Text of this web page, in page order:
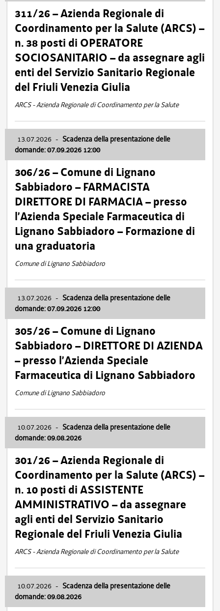
311/26 – Azienda Regionale di
Coordinamento per la Salute (ARCS) –
n. 38 posti di OPERATORE
SOCIOSANITARIO – da assegnare agli
enti del Servizio Sanitario Regionale
del Friuli Venezia Giulia
ARCS - Azienda Regionale di Coordinamento per la Salute
13.07.2026 - Scadenza della presentazione delle
domande: 07.09.2026 12:00
306/26 – Comune di Lignano
Sabbiadoro – FARMACISTA
DIRETTORE DI FARMACIA – presso
l’Azienda Speciale Farmaceutica di
Lignano Sabbiadoro – Formazione di
una graduatoria
Comune di Lignano Sabbiadoro
13.07.2026 - Scadenza della presentazione delle
domande: 07.09.2026 12:00
305/26 – Comune di Lignano
Sabbiadoro – DIRETTORE DI AZIENDA
– presso l’Azienda Speciale
Farmaceutica di Lignano Sabbiadoro
Comune di Lignano Sabbiadoro
10.07.2026 - Scadenza della presentazione delle
domande: 09.08.2026
301/26 – Azienda Regionale di
Coordinamento per la Salute (ARCS) –
n. 10 posti di ASSISTENTE
AMMINISTRATIVO – da assegnare
agli enti del Servizio Sanitario
Regionale del Friuli Venezia Giulia
ARCS - Azienda Regionale di Coordinamento per la Salute
10.07.2026 - Scadenza della presentazione delle
domande: 09.08.2026